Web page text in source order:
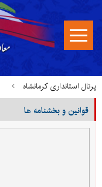
پرتال استانداری کرمانشاه
قوانین، بخشنامه ها و مستندات
قوانین و بخشنامه ها